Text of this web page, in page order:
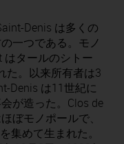
Denis は多くの
一つである。モノ
はタールのシトー
た。以来所有者は3
Denis は11世紀に
が造った。Clos de
ぼモノポールで、
集めて生まれた。